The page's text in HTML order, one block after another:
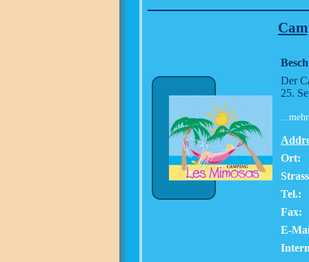
Der
25.
...mehr
Ort:
Tel.:
Fax:
E-